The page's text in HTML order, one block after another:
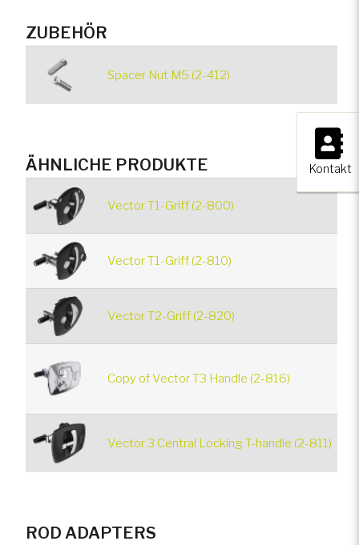
×
Kontakt
ZUBEHÖR
Spacer Nut M5 (2-412)
ÄHNLICHE PRODUKTE
Vector T1-Griff (2-800)
Vector T1-Griff (2-810)
Vector T2-Griff (2-820)
Copy of Vector T3 Handle (2-816)
Vector 3 Central Locking T-handle (2-811)
ROD ADAPTERS